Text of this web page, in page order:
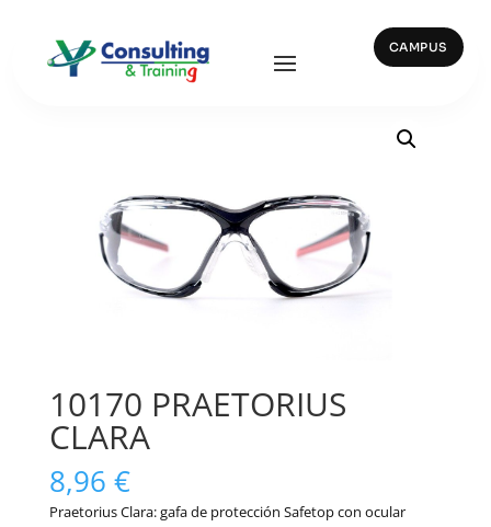
CAMPUS
Inicio Ocular y Facial / 10170 PRAETORIUS CLARA
10170 PRAETORIUS
CLARA
8,96 €
Praetorius Clara: gafa de protección Safetop con ocular